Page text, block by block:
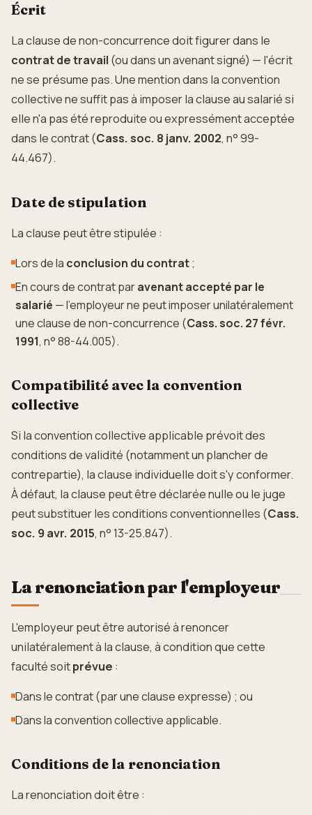
Écrit
La clause de non-concurrence doit figurer dans le
contrat de travail (ou dans un avenant signé) — l'écrit
ne se présume pas. Une mention dans la convention
collective ne suffit pas à imposer la clause au salarié si
elle n'a pas été reproduite ou expressément acceptée
dans le contrat (Cass. soc. 8 janv. 2002, n° 99-
44.467).
Date de stipulation
La clause peut être stipulée :
Lors de la conclusion du contrat;
En cours de contrat paravenant accepté par le
salarié — l'employeur ne peut imposer unilatéralement
une clause de non-concurrence (Cass. soc. 27 févr.
1991, n° 88-44.005).
Compatibilité avec la convention
collective
Si la convention collective applicable prévoit des
conditions de validité (notamment un plancher de
contrepartie), la clause individuelle doit s'y conformer.
À défaut, la clause peut être déclarée nulle ou le juge
peut substituer les conditions conventionnelles (Cass.
soc. 9 avr. 2015, n° 13-25.847).
La renonciation par l'employeur
L'employeur peut être autorisé à renoncer
unilatéralement à la clause, à condition que cette
faculté soitprévue :
Dans le contrat (par une clause expresse) ; ou
Dans la convention collective applicable.
Conditions de la renonciation
La renonciation doit être :